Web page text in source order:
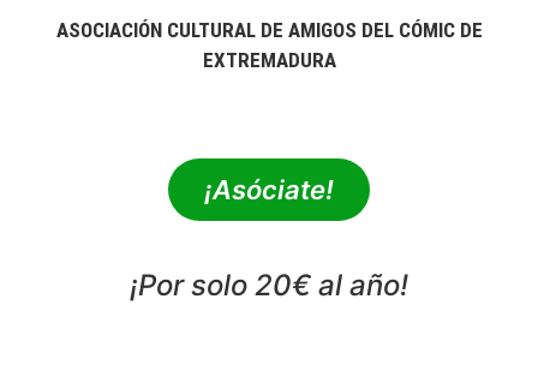
ASOCIACIÓN CULTURAL DE AMIGOS DEL CÓMIC DE
EXTREMADURA
¡Asóciate!
¡Por solo 20€ al año!